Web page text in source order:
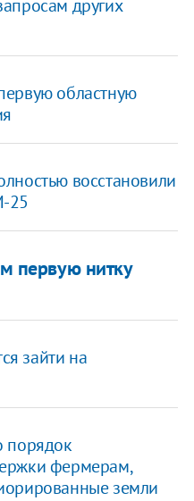
других
областную
восстановили
25
первую нитку
зайти на
порядок
фермерам,
земли